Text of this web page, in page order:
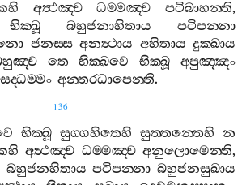
අත්‍ථඤ‍්ච ධම‍්මඤ‍්ච පටිබාහන‍්ති,
භික‍්ඛූ බහුජනාහිතාය
පටිපන‍්නා
ජනස‍්ස අනත්‍ථාය අහිතාය දුක‍්ඛාය
තෙ භික‍්ඛවෙ භික‍්ඛූ
අපුඤ‍්ඤං
සද‍්ධම‍්මං අන‍්තරධාපෙන‍්ති.
136
භික‍්ඛූ සුග‍්ගහිතෙහි සුත‍්තන‍්තෙහි න
අත්‍ථඤ‍්ච ධම‍්මඤ‍්ච අනුලොමෙන‍්ති,
බහුජනහිතාය පටිපන‍්නා බහුජනසුඛාය